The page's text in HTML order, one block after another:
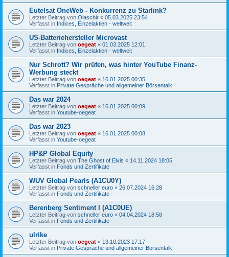
Eutelsat OneWeb - Konkurrenz zu Starlink?
Letzter Beitrag von Olaschir « 05.03.2025 23:54
Verfasst in Indices, Einzelaktien - weltweit
US-Batteriehersteller Microvast
Letzter Beitrag von oegeat « 01.03.2025 12:01
Verfasst in Indices, Einzelaktien - weltweit
Nur Schrott? Wir prüfen, was hinter YouTube Finanz-
Werbung steckt
Letzter Beitrag von oegeat « 16.01.2025 00:35
Verfasst in Private Gespräche und allgemeiner Börsentalk
Das war 2024
Letzter Beitrag von oegeat « 16.01.2025 00:09
Verfasst in Youtube-oegeat
Das war 2023
Letzter Beitrag von oegeat « 16.01.2025 00:08
Verfasst in Youtube-oegeat
HP&P Global Equity
Letzter Beitrag von The Ghost of Elvis « 14.11.2024 18:05
Verfasst in Fonds und Zertifikate
WUV Global Pearls (A1CU0Y)
Letzter Beitrag von schneller euro « 26.07.2024 16:28
Verfasst in Fonds und Zertifikate
Berenberg Sentiment I (A1C0UE)
Letzter Beitrag von schneller euro « 04.04.2024 18:58
Verfasst in Fonds und Zertifikate
ulrike
Letzter Beitrag von oegeat « 13.10.2023 17:17
Verfasst in Private Gespräche und allgemeiner Börsentalk